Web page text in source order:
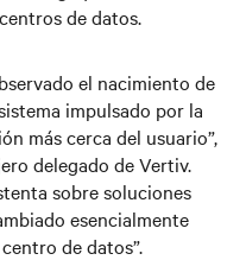
de datos.
el nacimiento de
impulsado por la
más cerca del usuario”,
delegado de Vertiv.
sobre soluciones
esencialmente
de datos”.